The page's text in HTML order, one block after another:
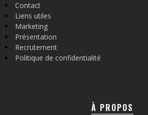
Contact
Liens utiles
Marketing
Présentation
Recrutement
Politique de confidentialité
À PROPOS